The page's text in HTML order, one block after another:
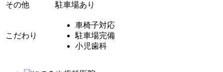
その他
駐車場あり
こだわり
車椅子対応
駐車場完備
小児歯科